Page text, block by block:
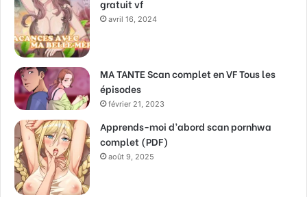
gratuit vf
avril 16, 2024
MA TANTE Scan complet en VF Tous les
épisodes
février 21, 2023
Apprends-moi d’abord scan pornhwa
complet (PDF)
août 9, 2025